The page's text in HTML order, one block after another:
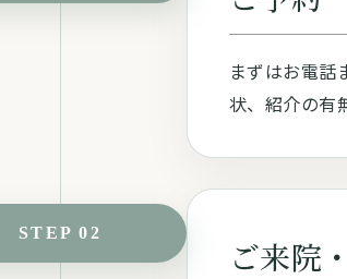
まずはお電話
状、紹介の有
STEP 02
ご来院